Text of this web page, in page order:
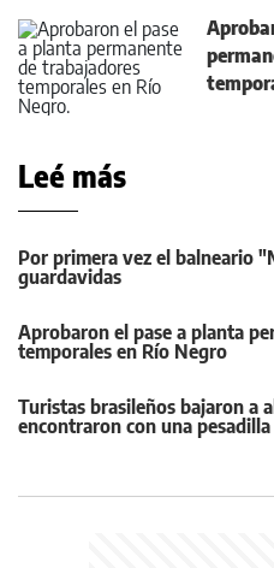
Leé más
Por primera vez el balneario
guardavidas
Aprobaron el pase a planta
temporales en Río Negro
Turistas brasileños bajaron a
encontraron con una pesadilla